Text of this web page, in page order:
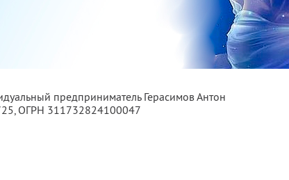
предприниматель Герасимов Антон
, ОГРН 311732824100047